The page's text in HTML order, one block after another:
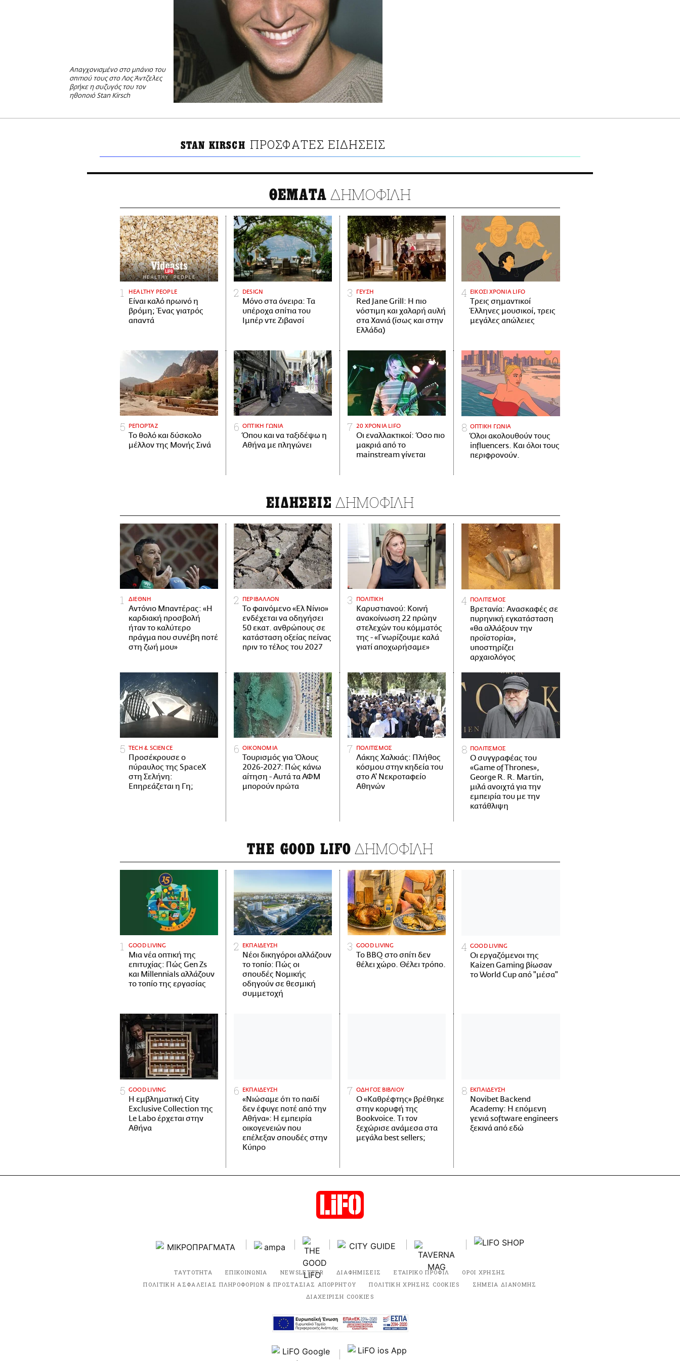
Απαγχονισμένο στο μπάνιο του
σπιτιού τους στο Λος Άντζελες
βρήκε η συζυγός του τον
ηθοποιό Stan Kirsch
STAN KIRSCH ΠΡΟΣΦΑΤΕΣ ΕΙΔΗΣΕΙΣ
ΘΕΜΑΤΑ ΔΗΜΟΦΙΛΗ
HEALTHY PEOPLE
Είναι καλό πρωινό η
βρόμη; Ένας γιατρός
απαντά
DESIGN
Μόνο στα όνειρα: Τα
υπέροχα σπίτια του
Ιμπέρ ντε Ζιβανσί
ΓΕΥΣΗ
Red Jane Grill: Η πιο
νόστιμη και χαλαρή αυλή
στα Χανιά (ίσως και στην
Ελλάδα)
ΕΙΚΟΣΙ ΧΡΟΝΙΑ LIFO
Tρεις σημαντικοί
Έλληνες μουσικοί, τρεις
μεγάλες απώλειες
ΡΕΠΟΡΤΑΖ
Το θολό και δύσκολο
μέλλον της Μονής Σινά
ΟΠΤΙΚΗ ΓΩΝΙΑ
Όπου και να ταξιδέψω η
Αθήνα με πληγώνει
20 ΧΡΟΝΙΑ LIFO
Οι εναλλακτικοί: Όσο πιο
μακριά από το
mainstream γίνεται
ΟΠΤΙΚΗ ΓΩΝΙΑ
Όλοι ακολουθούν τους
influencers. Και όλοι τους
περιφρονούν.
ΕΙΔΗΣΕΙΣ ΔΗΜΟΦΙΛΗ
ΔΙΕΘΝΗ
Αντόνιο Μπαντέρας: «Η
καρδιακή προσβολή
ήταν το καλύτερο
πράγμα που συνέβη ποτέ
στη ζωή μου»
ΠΕΡΙΒΑΛΛΟΝ
Το φαινόμενο «Ελ Νίνιο»
ενδέχεται να οδηγήσει
50 εκατ. ανθρώπους σε
κατάσταση οξείας πείνας
πριν το τέλος του 2027
ΠΟΛΙΤΙΚΗ
Καρυστιανού: Κοινή
ανακοίνωση 22 πρώην
στελεχών του κόμματός
της - «Γνωρίζουμε καλά
γιατί αποχωρήσαμε»
ΠΟΛΙΤΙΣΜΟΣ
Βρετανία: Ανασκαφές σε
πυρηνική εγκατάσταση
«θα αλλάξουν την
προϊστορία»,
υποστηρίζει
αρχαιολόγος
ΤECH & SCIENCE
Προσέκρουσε ο
πύραυλος της SpaceX
στη Σελήνη:
Επηρεάζεται η Γη;
ΟΙΚΟΝΟΜΙΑ
Τουρισμός για Όλους
2026-2027: Πώς κάνω
αίτηση - Αυτά τα ΑΦΜ
μπορούν πρώτα
ΠΟΛΙΤΙΣΜΟΣ
Λάκης Χαλκιάς: Πλήθος
κόσμου στην κηδεία του
στο Α' Νεκροταφείο
Αθηνών
ΠΟΛΙΤΙΣΜΟΣ
Ο συγγραφέας του
«Game of Thrones»,
George R. R. Martin,
μιλά ανοιχτά για την
εμπειρία του με την
κατάθλιψη
THE GOOD LIFO ΔΗΜΟΦΙΛΗ
GOOD LIVING
Μια νέα οπτική της
επιτυχίας: Πώς Gen Zs
και Millennials αλλάζουν
το τοπίο της εργασίας
ΕΚΠΑΙΔΕΥΣΗ
Νέοι δικηγόροι αλλάζουν
το τοπίο: Πώς οι
σπουδές Νομικής
οδηγούν σε θεσμική
συμμετοχή
GOOD LIVING
Το BBQ στο σπίτι δεν
θέλει χώρο. Θέλει τρόπο.
GOOD LIVING
Οι εργαζόμενοι της
Kaizen Gaming βίωσαν
το World Cup από "μέσα"
GOOD LIVING
Η εμβληματική City
Exclusive Collection της
Le Labo έρχεται στην
Αθήνα
ΕΚΠΑΙΔΕΥΣΗ
«Νιώσαμε ότι το παιδί
δεν έφυγε ποτέ από την
Αθήνα»: Η εμπειρία
οικογενειών που
επέλεξαν σπουδές στην
Κύπρο
ΟΔΗΓΟΣ ΒΙΒΛΙΟΥ
Ο «Καθρέφτης» βρέθηκε
στην κορυφή της
Bookvoice. Τι τον
ξεχώρισε ανάμεσα στα
μεγάλα best sellers;
ΕΚΠΑΙΔΕΥΣΗ
Novibet Backend
Academy: Η επόμενη
γενιά software engineers
ξεκινά από εδώ
ΤΑΥΤΟΤΗΤΑ ΕΠΙΚΟΙΝΩΝΙΑ NEWSLETTER ΔΙΑΦΗΜΙΣΕΙΣ ΕΤΑΙΡΙΚΟ ΠΡΟΦΙΛ
ΟΡΟΙ ΧΡΗΣΗΣ
ΠΟΛΙΤΙΚΗ ΑΣΦΑΛΕΙΑΣ ΠΛΗΡΟΦΟΡΙΩΝ & ΠΡΟΣΤΑΣΙΑΣ ΑΠΟΡΡΗΤΟΥ
ΠΟΛΙΤΙΚΗ ΧΡΗΣΗΣ COOKIES
ΣΗΜΕΙΑ ΔΙΑΝΟΜΗΣ
ΔΙΑΧΕΙΡΙΣΗ COOKIES